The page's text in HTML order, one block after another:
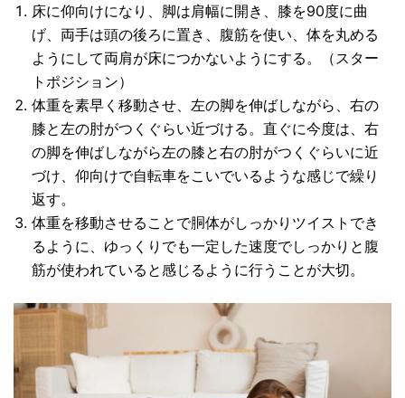
床に仰向けになり、脚は肩幅に開き、膝を90度に曲
げ、両手は頭の後ろに置き、腹筋を使い、体を丸める
ようにして両肩が床につかないようにする。（スター
トポジション）
体重を素早く移動させ、左の脚を伸ばしながら、右の
膝と左の肘がつくぐらい近づける。直ぐに今度は、右
の脚を伸ばしながら左の膝と右の肘がつくぐらいに近
づけ、仰向けで自転車をこいでいるような感じで繰り
返す。
体重を移動させることで胴体がしっかりツイストでき
るように、ゆっくりでも一定した速度でしっかりと腹
筋が使われていると感じるように行うことが大切。